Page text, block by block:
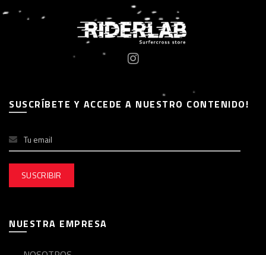
SUSCRÍBETE Y ACCEDE A NUESTRO CONTENIDO!
NUESTRA EMPRESA